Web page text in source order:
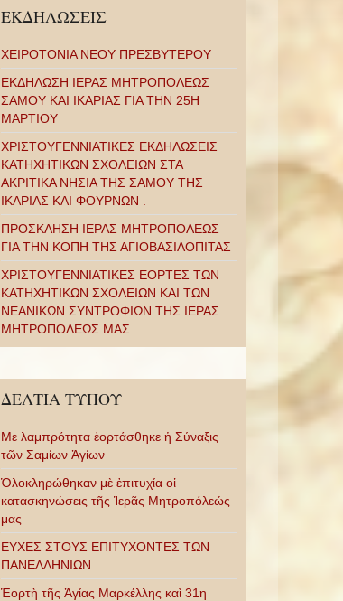
ΕΚΔΗΛΩΣΕΙΣ
ΧΕΙΡΟΤΟΝΙΑ ΝΕΟΥ ΠΡΕΣΒΥΤΕΡΟΥ
ΕΚΔΗΛΩΣΗ ΙΕΡΑΣ ΜΗΤΡΟΠΟΛΕΩΣ
ΣΑΜΟΥ ΚΑΙ ΙΚΑΡΙΑΣ ΓΙΑ ΤΗΝ 25Η
ΜΑΡΤΙΟΥ
ΧΡΙΣΤΟΥΓΕΝΝΙΑΤΙΚΕΣ ΕΚΔΗΛΩΣΕΙΣ
ΚΑΤΗΧΗΤΙΚΩΝ ΣΧΟΛΕΙΩΝ ΣΤΑ
ΑΚΡΙΤΙΚΑ ΝΗΣΙΑ ΤΗΣ ΣΑΜΟΥ ΤΗΣ
ΙΚΑΡΙΑΣ ΚΑΙ ΦΟΥΡΝΩΝ .
ΠΡΟΣΚΛΗΣΗ ΙΕΡΑΣ ΜΗΤΡΟΠΟΛΕΩΣ
ΓΙΑ ΤΗΝ ΚΟΠΗ ΤΗΣ ΑΓΙΟΒΑΣΙΛΟΠΙΤΑΣ
ΧΡΙΣΤΟΥΓΕΝΝΙΑΤΙΚΕΣ ΕΟΡΤΕΣ ΤΩΝ
ΚΑΤΗΧΗΤΙΚΩΝ ΣΧΟΛΕΙΩΝ ΚΑΙ ΤΩΝ
ΝΕΑΝΙΚΩΝ ΣΥΝΤΡΟΦΙΩΝ ΤΗΣ ΙΕΡΑΣ
ΜΗΤΡΟΠΟΛΕΩΣ ΜΑΣ.
ΔΕΛΤΙΑ ΤΥΠΟΥ
Με λαμπρότητα ἑορτάσθηκε ἡ Σύναξις
τῶν Σαμίων Ἁγίων
Ὁλοκληρώθηκαν μὲ ἐπιτυχία οἱ
κατασκηνώσεις τῆς Ἱερᾶς Μητροπόλεώς
μας
ΕΥΧΕΣ ΣΤΟΥΣ ΕΠΙΤΥΧΟΝΤΕΣ ΤΩΝ
ΠΑΝΕΛΛΗΝΙΩΝ
Ἑορτὴ τῆς Ἁγίας Μαρκέλλης καὶ 31η